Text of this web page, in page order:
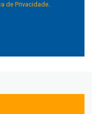
de Privacidade.